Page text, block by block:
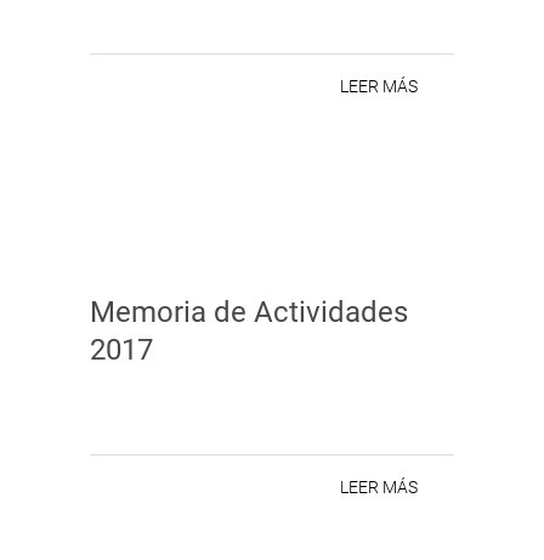
LEER MÁS
Memoria de Actividades
2017
LEER MÁS